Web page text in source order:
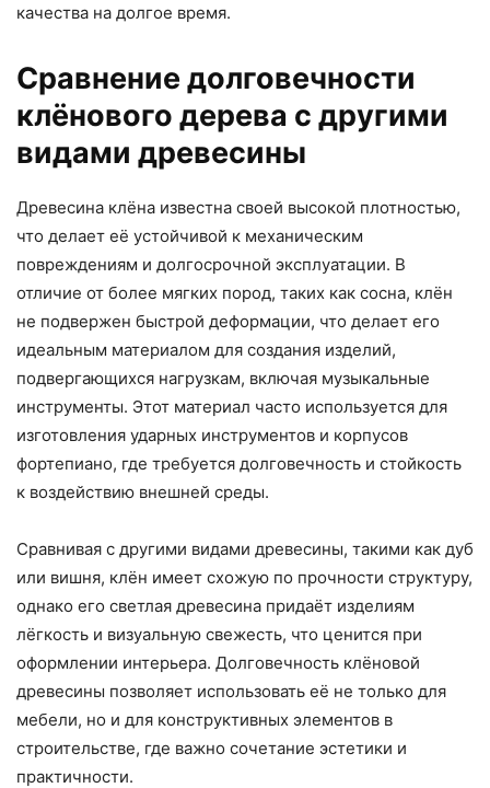
качества на долгое время.
Сравнение долговечности
клёнового дерева с другими
видами древесины
Древесина клёна известна своей высокой плотностью,
что делает её устойчивой к механическим
повреждениям и долгосрочной эксплуатации. В
отличие от более мягких пород, таких как сосна, клён
не подвержен быстрой деформации, что делает его
идеальным материалом для создания изделий,
подвергающихся нагрузкам, включая музыкальные
инструменты. Этот материал часто используется для
изготовления ударных инструментов и корпусов
фортепиано, где требуется долговечность и стойкость
к воздействию внешней среды.
Сравнивая с другими видами древесины, такими как дуб
или вишня, клён имеет схожую по прочности структуру,
однако его светлая древесина придаёт изделиям
лёгкость и визуальную свежесть, что ценится при
оформлении интерьера. Долговечность клёновой
древесины позволяет использовать её не только для
мебели, но и для конструктивных элементов в
строительстве, где важно сочетание эстетики и
практичности.